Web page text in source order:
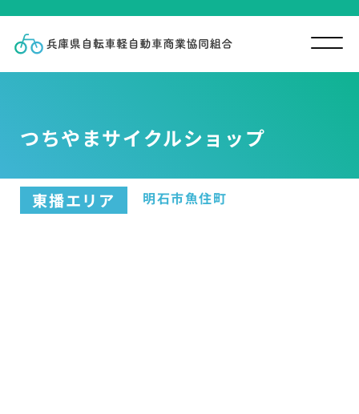
つちやまサイクルショップ
東播エリア 明石市魚住町